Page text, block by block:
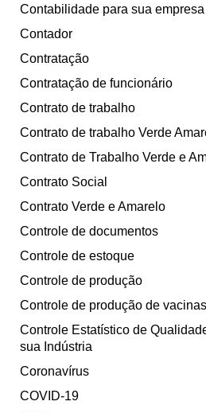
Contabilidade para sua empresa
Contador
Contratação
Contratação de funcionário
Contrato de trabalho
Contrato de trabalho Verde
Contrato de Trabalho Verde e
Contrato Social
Contrato Verde e Amarelo
Controle de documentos
Controle de estoque
Controle de produção
Controle de produção de vacinas
Controle Estatístico de
sua Indústria
Coronavírus
COVID-19